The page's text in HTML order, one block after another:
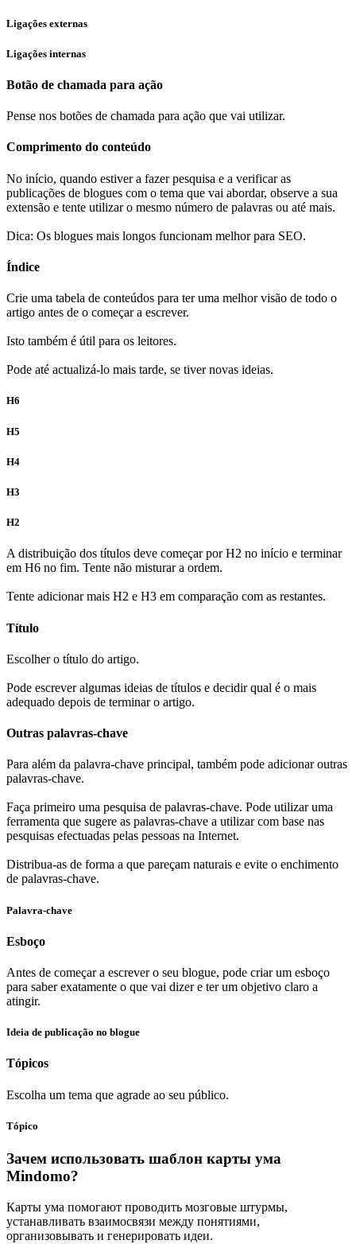
Ligações externas
Ligações internas
Botão de chamada para ação
Pense nos botões de chamada para ação que vai utilizar.
Comprimento do conteúdo
No início, quando estiver a fazer pesquisa e a verificar as
publicações de blogues com o tema que vai abordar, observe a sua
extensão e tente utilizar o mesmo número de palavras ou até mais.
Dica: Os blogues mais longos funcionam melhor para SEO.
Índice
Crie uma tabela de conteúdos para ter uma melhor visão de todo o
artigo antes de o começar a escrever.
Isto também é útil para os leitores.
Pode até actualizá-lo mais tarde, se tiver novas ideias.
H6
H5
H4
H3
H2
A distribuição dos títulos deve começar por H2 no início e terminar
em H6 no fim. Tente não misturar a ordem.
Tente adicionar mais H2 e H3 em comparação com as restantes.
Título
Escolher o título do artigo.
Pode escrever algumas ideias de títulos e decidir qual é o mais
adequado depois de terminar o artigo.
Outras palavras-chave
Para além da palavra-chave principal, também pode adicionar outras
palavras-chave.
Faça primeiro uma pesquisa de palavras-chave. Pode utilizar uma
ferramenta que sugere as palavras-chave a utilizar com base nas
pesquisas efectuadas pelas pessoas na Internet.
Distribua-as de forma a que pareçam naturais e evite o enchimento
de palavras-chave.
Palavra-chave
Esboço
Antes de começar a escrever o seu blogue, pode criar um esboço
para saber exatamente o que vai dizer e ter um objetivo claro a
atingir.
Ideia de publicação no blogue
Tópicos
Escolha um tema que agrade ao seu público.
Tópico
Зачем использовать шаблон карты ума
Mindomo?
Карты ума помогают проводить мозговые штурмы,
устанавливать взаимосвязи между понятиями,
организовывать и генерировать идеи.